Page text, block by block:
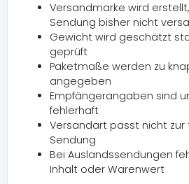
Versandmarke wird
Sendung bisher nicht
Gewicht wird geschätzt
geprüft
Paketmaße werden zu
angegeben
Empfängerangaben sind
fehlerhaft
Versandart passt nicht
Sendung
Bei Auslandssendungen
Inhalt oder Warenwert